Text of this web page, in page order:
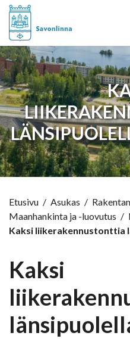
Etusivu / Asukas /
Maanhankinta ja -luovutus /
Kaksi liikerakennustonttia
Kaksi